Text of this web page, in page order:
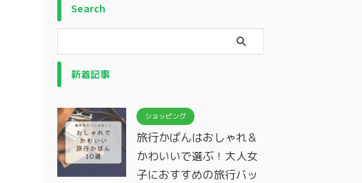
Search
新着記事
ショッピング
旅行かばんはおしゃれ＆
かわいいで選ぶ！大人女
子におすすめの旅行バッ